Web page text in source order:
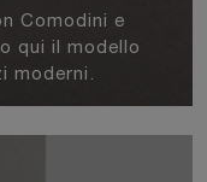
Comodini e
qui il modello
moderni.